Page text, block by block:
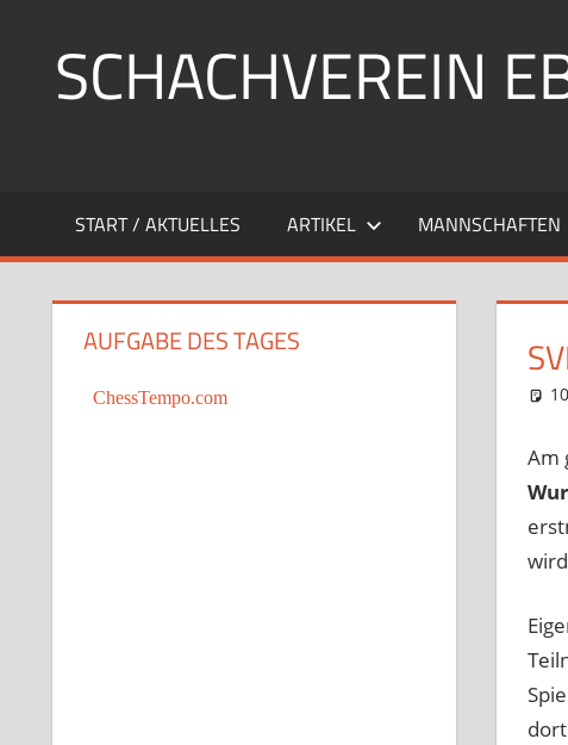
springenSCHACHVEREIN
START / AKTUELLES ARTIKEL MANNSCHAFTEN
Am
AUFGABE DES TAGES